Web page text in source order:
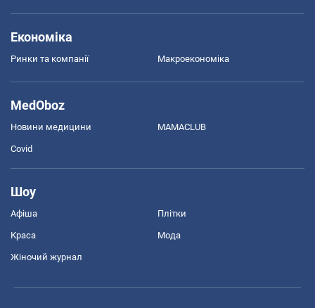
Економіка
Ринки та компанії Макроекономіка
MedOboz
Новини медицини MAMACLUB
Covid
Шоу
Афіша Плітки
Краса Мода
Жіночий журнал